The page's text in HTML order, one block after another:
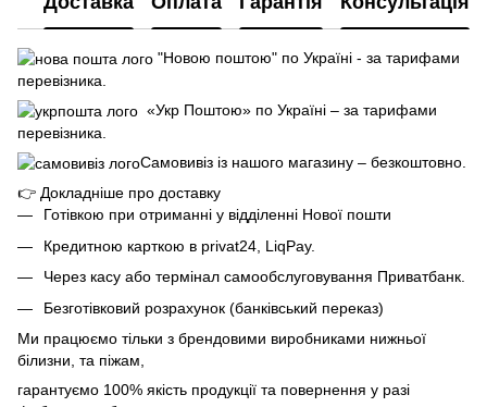
"Новою поштою" по Україні - за тарифами
перевізника.
«Укр Поштою» по Україні – за тарифами
перевізника.
Самовивіз із нашого магазину – безкоштовно.
👉 Докладніше про доставку
Готівкою при отриманні у відділенні Нової пошти
Кредитною карткою в privat24, LiqPay.
Через касу або термінал самообслуговування Приватбанк.
Безготівковий розрахунок (банківський переказ)
Ми працюємо тільки з брендовими виробниками нижньої
білизни, та піжам,
гарантуємо 100% якість продукції та повернення у разі